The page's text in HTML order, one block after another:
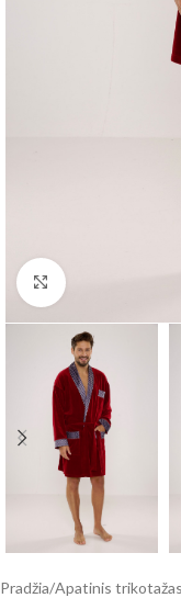
Click to enlarge
Pradžia/Apatinis